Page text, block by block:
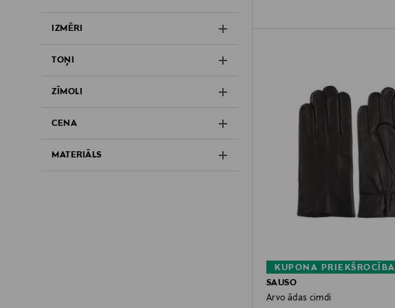
IZMĒRI
TOŅI
ZĪMOLI
CENA
MATERIĀLS
KUPONA PRIEKŠROCĪBA
SAUSO
Arvo ādas cimdi